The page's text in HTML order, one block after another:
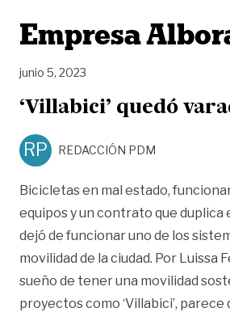
Empresa
junio 5, 2023
‘Villabici’ quedó
RP REDACCIÓN PDM
Bicicletas en mal estado,
equipos y un contrato que duplica
dejó de funcionar uno de los
movilidad de la ciudad. Por Luissa
sueño de tener una movilidad
proyectos como ‘Villabici’, parece